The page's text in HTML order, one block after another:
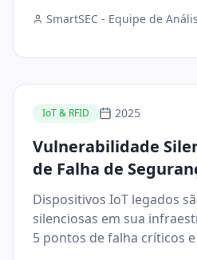
SmartSEC - Equipe de
IoT & RFID 2025
Vulnerabilidade
de Falha de
Dispositivos IoT
Dispositivos IoT legados
silenciosas em sua
5 pontos de falha críticos